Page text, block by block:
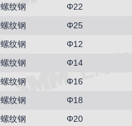
螺纹钢
Φ22
螺纹钢
Φ25
螺纹钢
Φ12
螺纹钢
Φ14
螺纹钢
Φ16
螺纹钢
Φ18
螺纹钢
Φ20